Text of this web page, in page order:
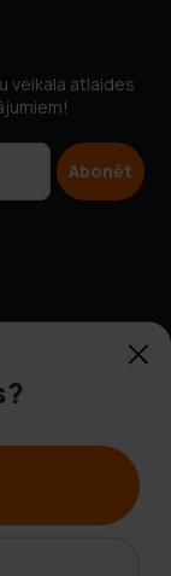
veikala atlaides
Abonēt